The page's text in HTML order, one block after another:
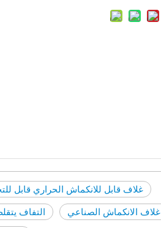
غلاف قابل للانكماش الحراري قابل
التفاف
غلاف الانكماش الصناعي